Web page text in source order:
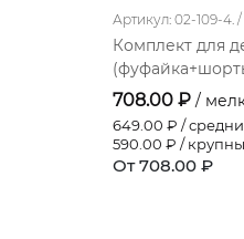
Артикул: 02-109-4. /
Комплект для
708.00 ₽ /
649.00 ₽ /
590.00 ₽ /
От 708.00 ₽